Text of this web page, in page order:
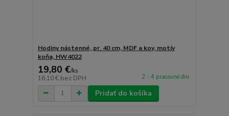
Hodiny nástenné, pr. 40 cm, MDF a kov, motív
koňa, HW4022
19,80 €/ks
16,10 € bez DPH 2 - 4 pracovné dni
Pridať do košíka